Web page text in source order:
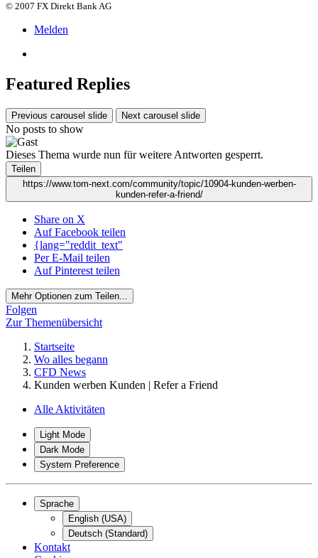
© 2007 FX Direkt Bank AG
Melden
Featured Replies
Previous carousel slide Next carousel slide
No posts to show
Dieses Thema wurde nun für weitere Antworten gesperrt.
Teilen
https://www.tom-next.com/community/topic/10904-kunden-werben-
kunden-refer-a-friend/
Share on X
Auf Facebook teilen
{lang="reddit_text"
Per E-Mail teilen
Auf Pinterest teilen
Mehr Optionen zum Teilen...
Folgen
Zur Themenübersicht
Startseite
Wo alles begann
CFD News
Kunden werben Kunden | Refer a Friend
Alle Aktivitäten
Light Mode
Dark Mode
System Preference
Sprache
English (USA)
Deutsch (Standard)
Kontakt